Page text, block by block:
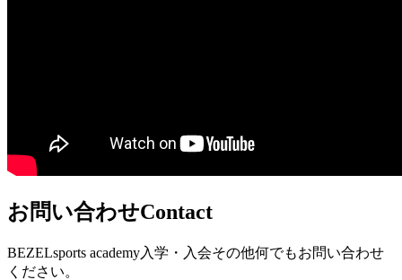
お問い合わせContact
BEZELsports academy入学・入会その他何でもお問い合わせ
ください。